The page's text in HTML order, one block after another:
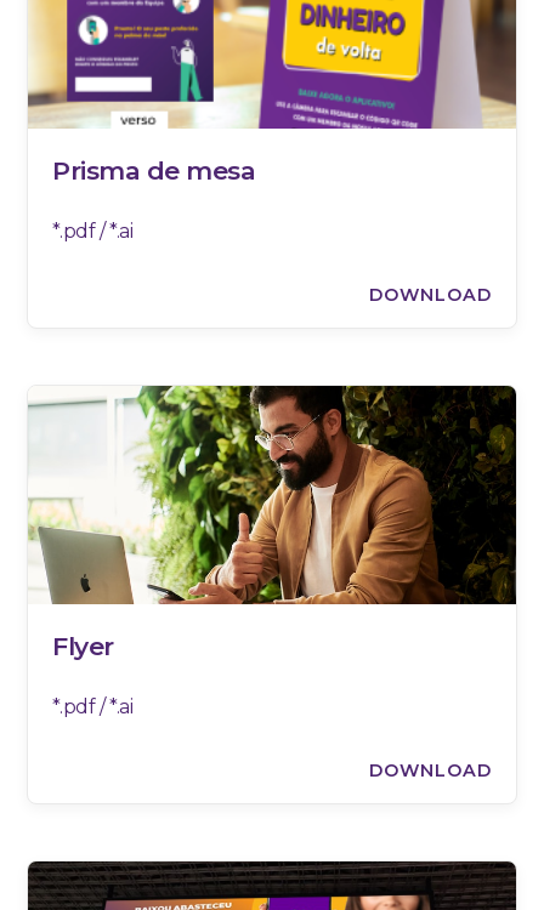
Prisma de mesa
*.pdf / *.ai
DOWNLOAD
Flyer
*.pdf / *.ai
DOWNLOAD